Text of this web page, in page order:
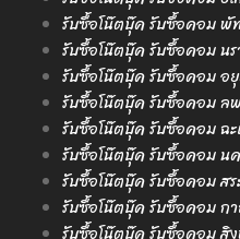
รับซื้อโน๊ตบุ๊ค รับซื้อคอม พั
รับซื้อโน๊ตบุ๊ค รับซื้อคอม นร
รับซื้อโน๊ตบุ๊ค รับซื้อคอม อ
รับซื้อโน๊ตบุ๊ค รับซื้อคอม ล
รับซื้อโน๊ตบุ๊ค รับซื้อคอม ฉะ
รับซื้อโน๊ตบุ๊ค รับซื้อคอม นค
รับซื้อโน๊ตบุ๊ค รับซื้อคอม สร
รับซื้อโน๊ตบุ๊ค รับซื้อคอม ก